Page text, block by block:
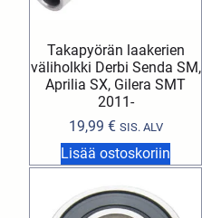
Takapyörän laakerien
väliholkki Derbi Senda SM,
Aprilia SX, Gilera SMT
2011-
19,99 € SIS. ALV
Lisää ostoskoriin